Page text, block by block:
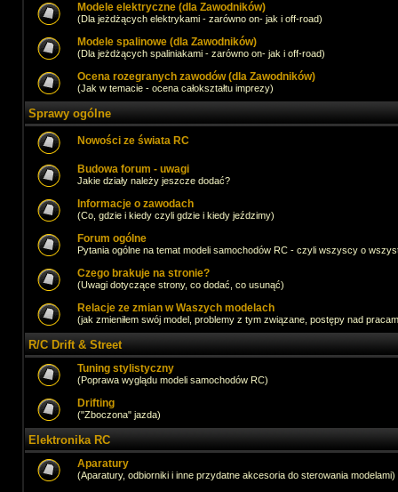
Modele elektryczne (dla Zawodników)
(Dla jeżdżących elektrykami - zarówno on- jak i off-road)
Modele spalinowe (dla Zawodników)
(Dla jeżdżących spaliniakami - zarówno on- jak i off-road)
Ocena rozegranych zawodów (dla Zawodników)
(Jak w temacie - ocena całokształtu imprezy)
Sprawy ogólne
Nowości ze świata RC
Budowa forum - uwagi
Jakie działy należy jeszcze dodać?
Informacje o zawodach
(Co, gdzie i kiedy czyli gdzie i kiedy jeździmy)
Forum ogólne
Pytania ogólne na temat modeli samochodów RC - czyli wszyscy o
Czego brakuje na stronie?
(Uwagi dotyczące strony, co dodać, co usunąć)
Relacje ze zmian w Waszych modelach
(jak zmieniłem swój model, problemy z tym związane, postępy nad
R/C Drift & Street
Tuning stylistyczny
(Poprawa wyglądu modeli samochodów RC)
Drifting
("Zboczona" jazda)
Elektronika RC
Aparatury
(Aparatury, odbiorniki i inne przydatne akcesoria do sterowania modelami)